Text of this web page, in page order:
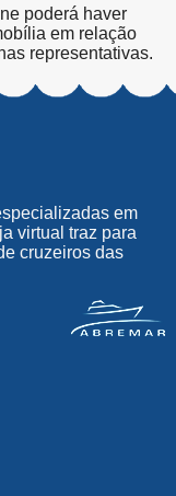
poderá haver
em relação
representativas.
em
virtual traz para
cruzeiros das